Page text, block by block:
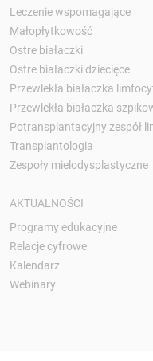
Leczenie wspomagające
Małopłytkowość
Ostre białaczki
Ostre białaczki dziecięce
Przewlekła białaczka
Przewlekła białaczka
Potransplantacyjny zespół
Transplantologia
Zespoły mielodysplastyczne
AKTUALNOŚCI
Programy edukacyjne
Relacje cyfrowe
Kalendarz
Webinary